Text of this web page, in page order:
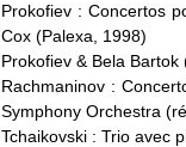
Prokofiev : Concertos
Cox (Palexa, 1998)
Prokofiev & Bela
Rachmaninov :
Symphony Orchestra
Tchaikovski : Trio avec